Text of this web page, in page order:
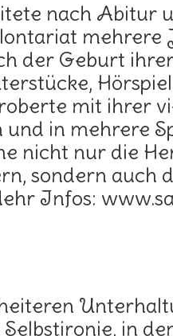
nach Abitur
mehrere
der Geburt
mit ihrer
und in mehrere
nicht nur die
sondern auch
Infos:
in